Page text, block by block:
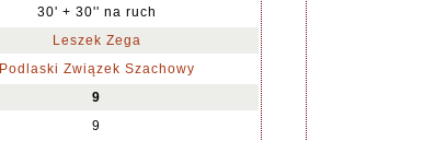
30' + 30'' na ruch
Leszek Zega
Podlaski Związek Szachowy
9
9